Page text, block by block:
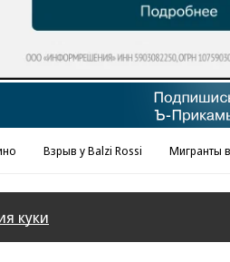
Взрыв у Balzi Rossi Мигранты
куки